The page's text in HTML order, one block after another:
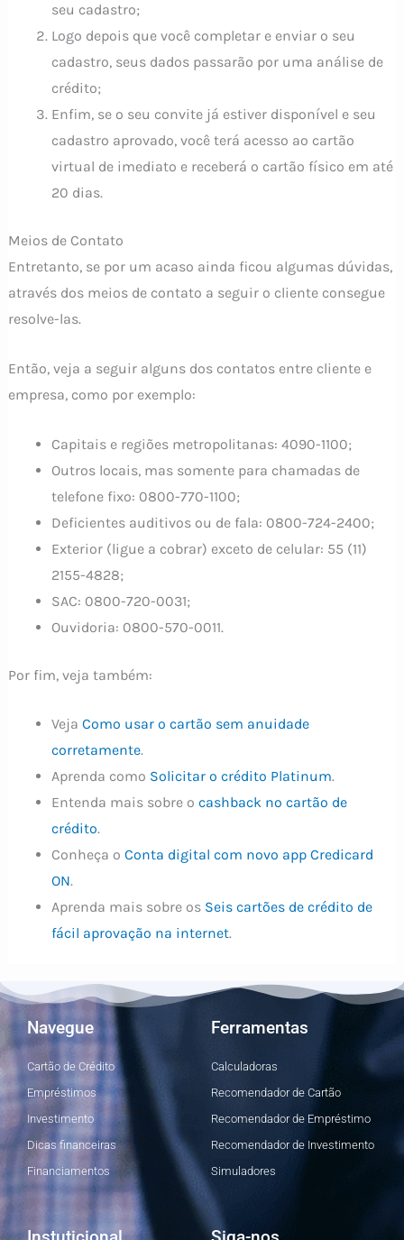
seu cadastro;
Logo depois que você completar e enviar o seu
cadastro, seus dados passarão por uma análise de
crédito;
Enfim, se o seu convite já estiver disponível e seu
cadastro aprovado, você terá acesso ao cartão
virtual de imediato e receberá o cartão físico em até
20 dias.
Meios de Contato
Entretanto, se por um acaso ainda ficou algumas dúvidas,
através dos meios de contato a seguir o cliente consegue
resolve-las.
Então, veja a seguir alguns dos contatos entre cliente e
empresa, como por exemplo:
Capitais e regiões metropolitanas: 4090-1100;
Outros locais, mas somente para chamadas de
telefone fixo: 0800-770-1100;
Deficientes auditivos ou de fala: 0800-724-2400;
Exterior (ligue a cobrar) exceto de celular: 55 (11)
2155-4828;
SAC: 0800-720-0031;
Ouvidoria: 0800-570-0011.
Por fim, veja também:
Veja Como usar o cartão sem anuidade
corretamente.
Aprenda como Solicitar o crédito Platinum.
Entenda mais sobre o cashback no cartão de
crédito.
Conheça o Conta digital com novo app Credicard
ON.
Aprenda mais sobre os Seis cartões de crédito de
fácil aprovação na internet.
Navegue
Cartão de Crédito
Empréstimos
Investimento
Dicas financeiras
Financiamentos
Ferramentas
Calculadoras
Recomendador de Cartão
Recomendador de Empréstimo
Recomendador de Investimento
Simuladores